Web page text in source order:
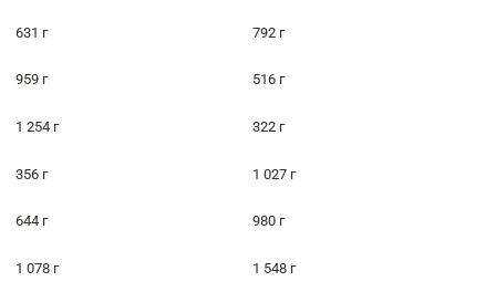
631 г 792 г
959 г 516 г
1 254 г 322 г
356 г 1 027 г
644 г 980 г
1 078 г 1 548 г